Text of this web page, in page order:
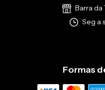
Barra da
Seg a
Formas